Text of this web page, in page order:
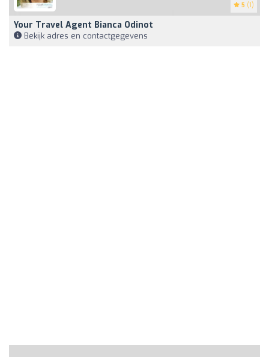
5 (1)
Your Travel Agent Bianca Odinot
Bekijk adres en contactgegevens